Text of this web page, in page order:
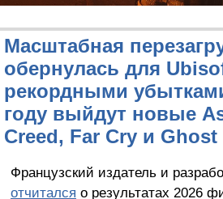
Масштабная
обернулась для
рекордными
году выйдут новые
Creed, Far Cry и Ghost
Французский издатель и
отчитался о результатах 2026